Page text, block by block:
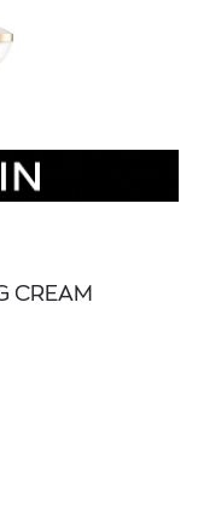
CREAM